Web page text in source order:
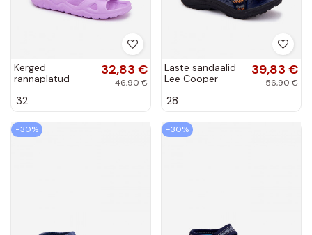
Kerged
rannaplätud
jalanõud Big Star
Violetne värv
32,83 €
46,90 €
32
Laste sandaalid
Lee Cooper
3571K tumesinist
39,83 €
56,90 €
28
−30% −30%